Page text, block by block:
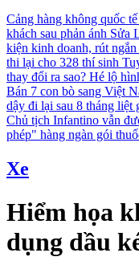
Cảng hàng không quốc
khách sau phản ánh Sửa
kiện kinh doanh, rút
thi lại cho 328 thí sinh
thay đổi ra sao? Hé lộ
Bán 7 con bò sang Việt
dậy đi lại sau 8 tháng liệt
Chủ tịch Infantino vẫn
phép" hàng ngàn gói
Xe
Hiểm họa
dụng dầu